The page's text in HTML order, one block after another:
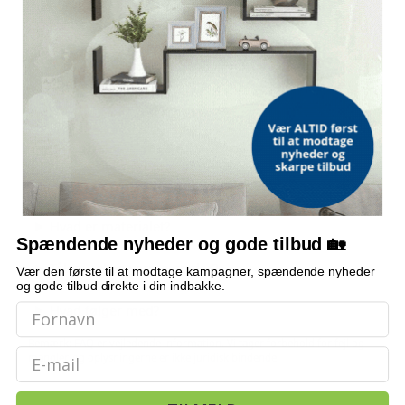
Op til 280 °C
Plet- og ridsefast
Kurveventil medfølger
Hvilken type montering har vasken?
Tåler vasken varme gryder?
Bemærk: FAQ er vejledende information. Vi tager forbehold for fejl og
mangler, og oplysningerne er ikke juridisk bindende.
Spændende nyheder og gode tilbud 🏡
Vær den første til at modtage kampagner, spændende nyheder
og gode tilbud direkte i din indbakke.
Email